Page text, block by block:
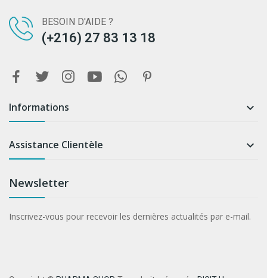
BESOIN D'AIDE ?
(+216) 27 83 13 18
Informations 
Assistance Clientèle 
Newsletter
Inscrivez-vous pour recevoir les dernières actualités par e-mail.